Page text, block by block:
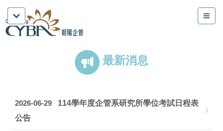
最新消息
2026-06-29
114學年度企管系研究所學位考試日程表
公告